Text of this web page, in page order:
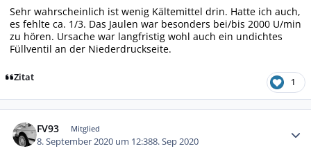
Sehr wahrscheinlich ist wenig Kältemittel drin. Hatte ich auch,
es fehlte ca. 1/3. Das Jaulen war besonders bei/bis 2000 U/min
zu hören. Ursache war langfristig wohl auch ein undichtes
Füllventil an der Niederdruckseite.
Zitat 1
FV93 Mitglied
8. September 2020 um 12:388. Sep 2020